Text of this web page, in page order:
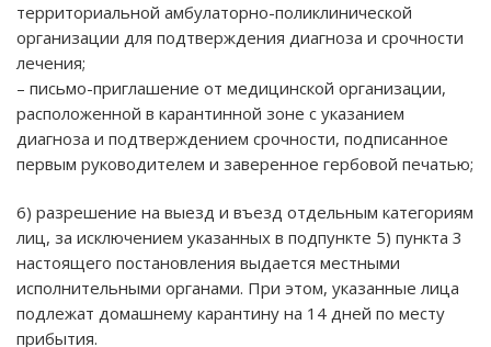
территориальной амбулаторно-поликлинической
организации для подтверждения диагноза и срочности
лечения;
– письмо-приглашение от медицинской организации,
расположенной в карантинной зоне с указанием
диагноза и подтверждением срочности, подписанное
первым руководителем и заверенное гербовой печатью;
6) разрешение на выезд и въезд отдельным категориям
лиц, за исключением указанных в подпункте 5) пункта 3
настоящего постановления выдается местными
исполнительными органами. При этом, указанные лица
подлежат домашнему карантину на 14 дней по месту
прибытия.